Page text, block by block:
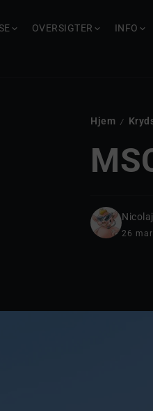
OVERSIGTER INFO
Hjem /
26